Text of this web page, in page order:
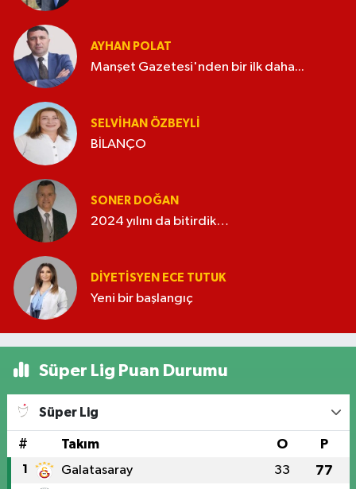
AYHAN POLAT
Manşet Gazetesi'nden bir ilk daha...
SELVIHAN ÖZBEYLI
BİLANÇO
SONER DOĞAN
2024 yılını da bitirdik…
DIYETISYEN ECE TUTUK
Yeni bir başlangıç
Süper Lig Puan Durumu
Süper Lig
# Takım O P
1 Galatasaray 33 77